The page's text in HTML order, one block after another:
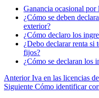
Ganancia ocasional
¿Cómo se deben
exterior?
¿Cómo declaro los
¿Debo declarar renta si
fijos?
¿Cómo se declaran los
Anterior Iva en las licencias
Siguiente Cómo identificar